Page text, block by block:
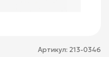
Артикул: 213-0346